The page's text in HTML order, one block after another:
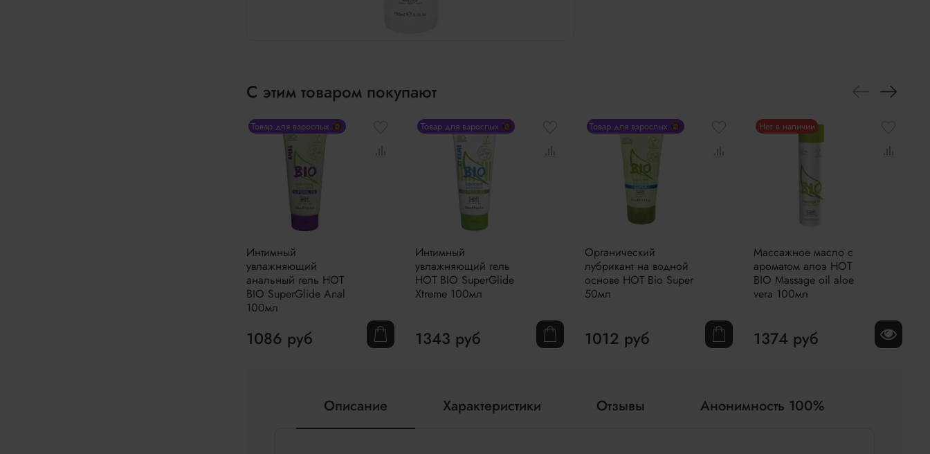
С этим товаром покупают
Товар для взрослых 🔞
Интимный
увлажняющий
анальный гель HOT
BIO SuperGlide Anal
100мл
1086 руб
Товар для взрослых 🔞
Интимный
увлажняющий гель
HOT BIO SuperGlide
Xtreme 100мл
1343 руб
Товар для взрослых 🔞
Органический
лубрикант на водной
основе HOT Bio Super
50мл
1012 руб
Нет в наличии
Массажное масло с
ароматом алоэ HOT
BIO Massage oil aloe
vera 100мл
1374 руб
Описание Характеристики Отзывы Анонимность 100%